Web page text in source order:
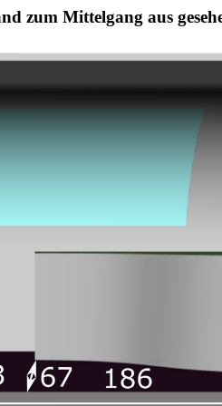
zum Mittelgang aus